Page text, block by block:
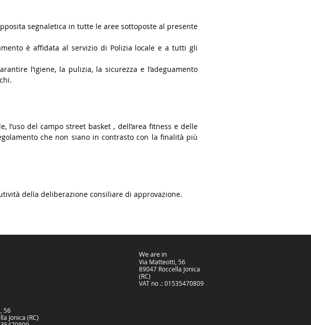
segnaletica in tutte le aree sottoposte al presente
è affidata al servizio di Polizia locale e a tutti gli
l’igiene, la pulizia, la sicurezza e l’adeguamento
del campo street basket , dell’area fitness e delle
che non siano in contrasto con la finalità più
della deliberazione consiliare di approvazione.
We are in
Via Matteotti, 56
89047 Roccella Jonica
(RC)
VAT no .: 01535470809
56
Jonica (RC)